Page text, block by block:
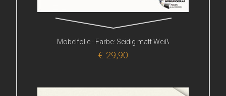
Möbelfolie - Farbe: Seidig matt Weiß
€ 29,90